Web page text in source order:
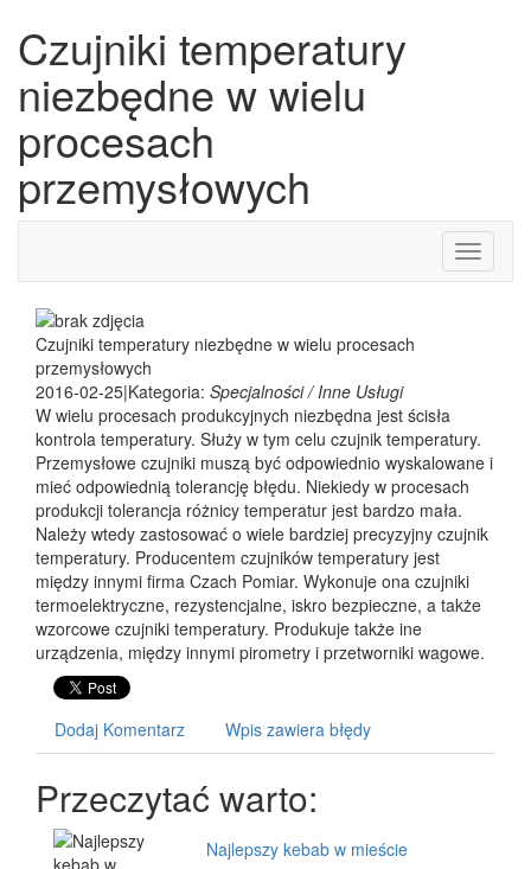
Czujniki temperatury
niezbędne w wielu
procesach
przemysłowych
Toggle
Czujniki temperatury niezbędne w wielu procesach
przemysłowych
2016-02-25|Kategoria: Specjalności / Inne Usługi
W wielu procesach produkcyjnych niezbędna jest ścisła
kontrola temperatury. Służy w tym celu czujnik temperatury.
Przemysłowe czujniki muszą być odpowiednio wyskalowane i
mieć odpowiednią tolerancję błędu. Niekiedy w procesach
produkcji tolerancja różnicy temperatur jest bardzo mała.
Należy wtedy zastosować o wiele bardziej precyzyjny czujnik
temperatury. Producentem czujników temperatury jest
między innymi firma Czach Pomiar. Wykonuje ona czujniki
termoelektryczne, rezystencjalne, iskro bezpieczne, a także
wzorcowe czujniki temperatury. Produkuje także ine
urządzenia, między innymi pirometry i przetworniki wagowe.
Dodaj Komentarz Wpis zawiera błędy
Przeczytać warto:
Najlepszy kebab w mieście